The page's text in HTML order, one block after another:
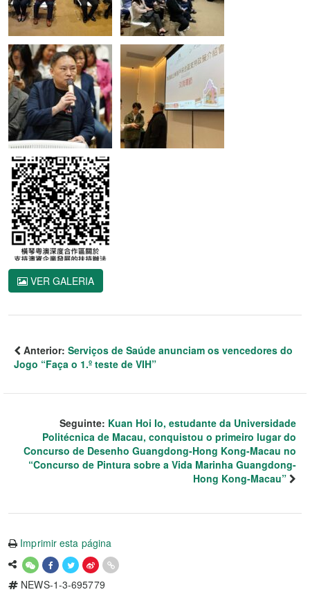
VER GALERIA
Anterior: Serviços de Saúde anunciam os vencedores do
Jogo “Faça o 1.º teste de VIH”
Seguinte: Kuan Hoi Io, estudante da Universidade
Politécnica de Macau, conquistou o primeiro lugar do
Concurso de Desenho Guangdong-Hong Kong-Macau no
“Concurso de Pintura sobre a Vida Marinha Guangdong-
Hong Kong-Macau”
Imprimir esta página
NEWS-1-3-695779